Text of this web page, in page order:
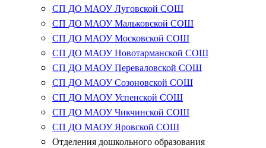
СП ДО МАОУ Луговской СОШ
СП ДО МАОУ Мальковской СОШ
СП ДО МАОУ Московской СОШ
СП ДО МАОУ Новотарманской СОШ
СП ДО МАОУ Переваловской СОШ
СП ДО МАОУ Созоновской СОШ
СП ДО МАОУ Успенской СОШ
СП ДО МАОУ Чикчинской СОШ
СП ДО МАОУ Яровской СОШ
Отделения дошкольного образования